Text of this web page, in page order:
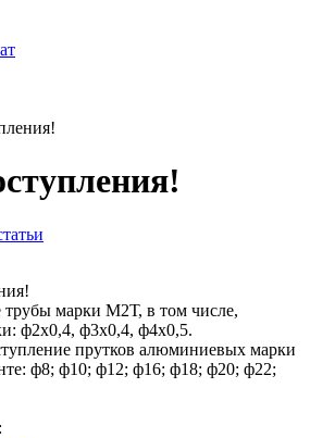
марки М2Т, в том числе,
ф2х0,4, ф3х0,4, ф4х0,5.
прутков алюминиевых марки
ф8; ф10; ф12; ф16; ф18; ф20; ф22;